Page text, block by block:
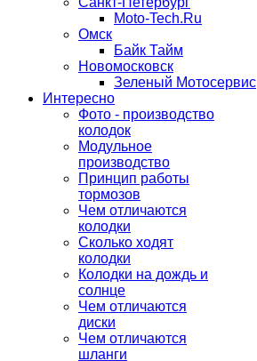
Moto-Tech.Ru
Омск
Байк Тайм
Новомосковск
Зеленый Мотосервис
Интересно
Фото - производство
колодок
Модульное
производство
Принцип работы
тормозов
Чем отличаются
колодки
Сколько ходят
колодки
Колодки на дождь и
солнце
Чем отличаются
диски
Чем отличаются
шланги